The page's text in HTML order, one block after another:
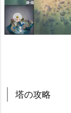
塔の攻略